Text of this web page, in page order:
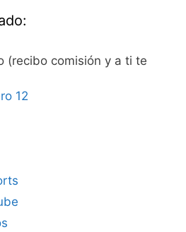
(recibo comisión y a ti te
12